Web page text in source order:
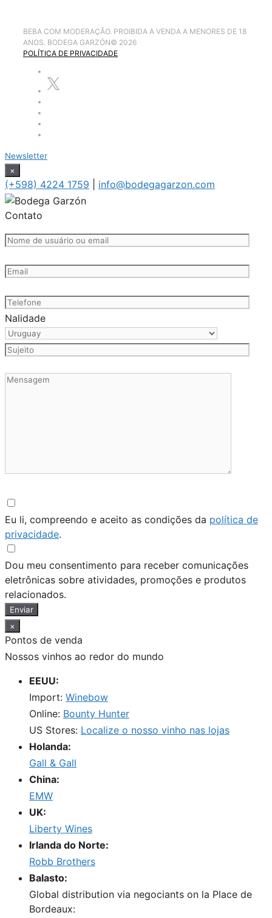
BEBA COM MODERAÇÃO. PROIBIDA A VENDA A MENORES DE 18
ANOS. BODEGA GARZÓN© 2026
POLÍTICA DE PRIVACIDADE
Newsletter
×
(+598) 4224 1759 info@bodegagarzon.com
Contato
Nalidade
Eu li, compreendo e aceito as condições da política de
privacidade.
Dou meu consentimento para receber comunicações
eletrônicas sobre atividades, promoções e produtos
relacionados.
Enviar
×
Pontos de venda
Nossos vinhos ao redor do mundo
EEUU:
Import: Winebow
Online: Bounty Hunter
US Stores: Localize o nosso vinho nas lojas
Holanda:
Gall & Gall
China:
EMW
UK:
Liberty Wines
Irlanda do Norte:
Robb Brothers
Balasto:
Global distribution via negociants on la Place de
Bordeaux: